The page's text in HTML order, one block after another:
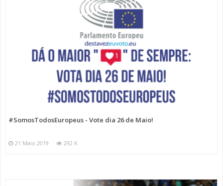
#SomosTodosEuropeus - Vote dia 26 de Maio!
21 Maio 2019 292 K